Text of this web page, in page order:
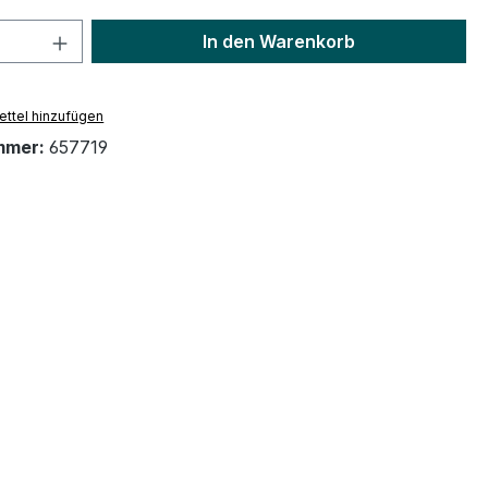
Anzahl: Gib den gewünschten Wert
In den Warenkorb
hinzufügen
657719